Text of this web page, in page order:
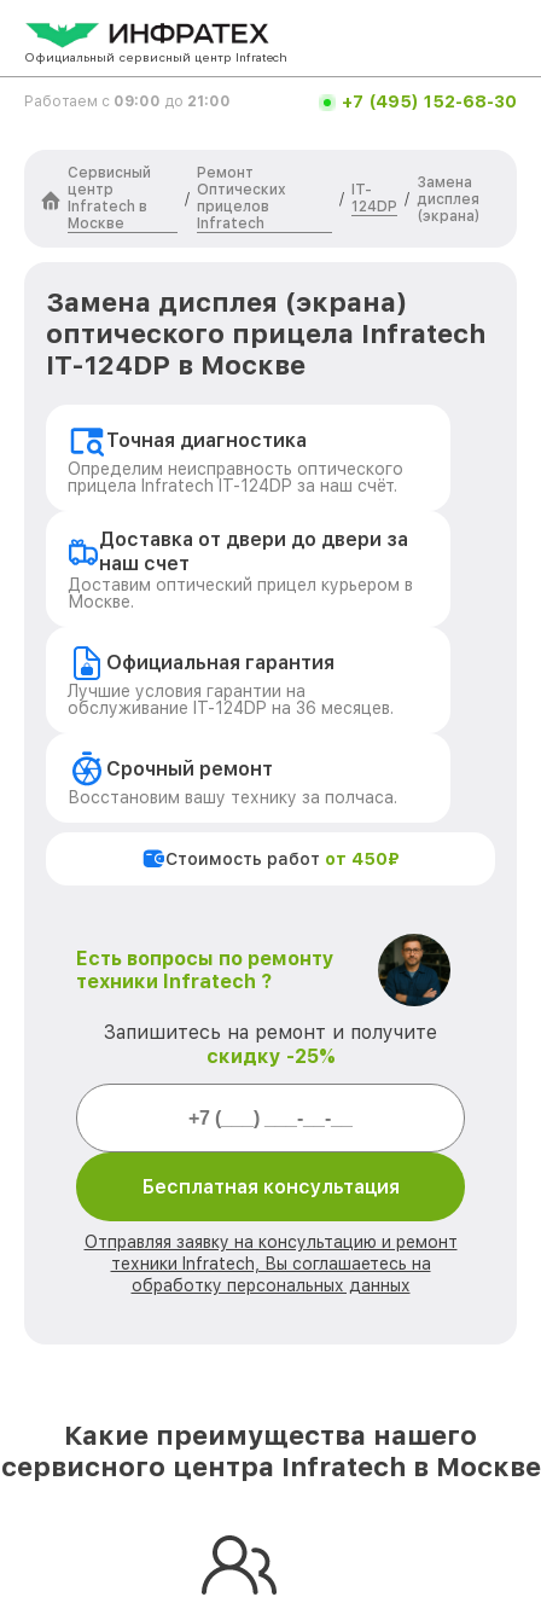
Официальный сервисный центр Infratech
Работаем с 09:00 до 21:00 +7 (495) 152-68-30
Сервисный
центр
Infratech в
Москве
/
Ремонт
Оптических
прицелов
Infratech
/
IT-
124DP /
Замена
дисплея
(экрана)
Замена дисплея (экрана)
оптического прицела Infratech
IT-124DP в Москве
Точная диагностика
Определим неисправность оптического
прицела Infratech IT-124DP за наш счёт.
Доставка от двери до двери за
наш счет
Доставим оптический прицел курьером в
Москве.
Официальная гарантия
Лучшие условия гарантии на
обслуживание IT-124DP на 36 месяцев.
Срочный ремонт
Восстановим вашу технику за полчаса.
Стоимость работ от 450₽
Есть вопросы по ремонту
техники Infratech ?
Запишитесь на ремонт и получите
скидку -25%
Бесплатная консультация
Отправляя заявку на консультацию и ремонт
техники Infratech, Вы соглашаетесь на
обработку персональных данных
Какие преимущества нашего
сервисного центра Infratech в Москве